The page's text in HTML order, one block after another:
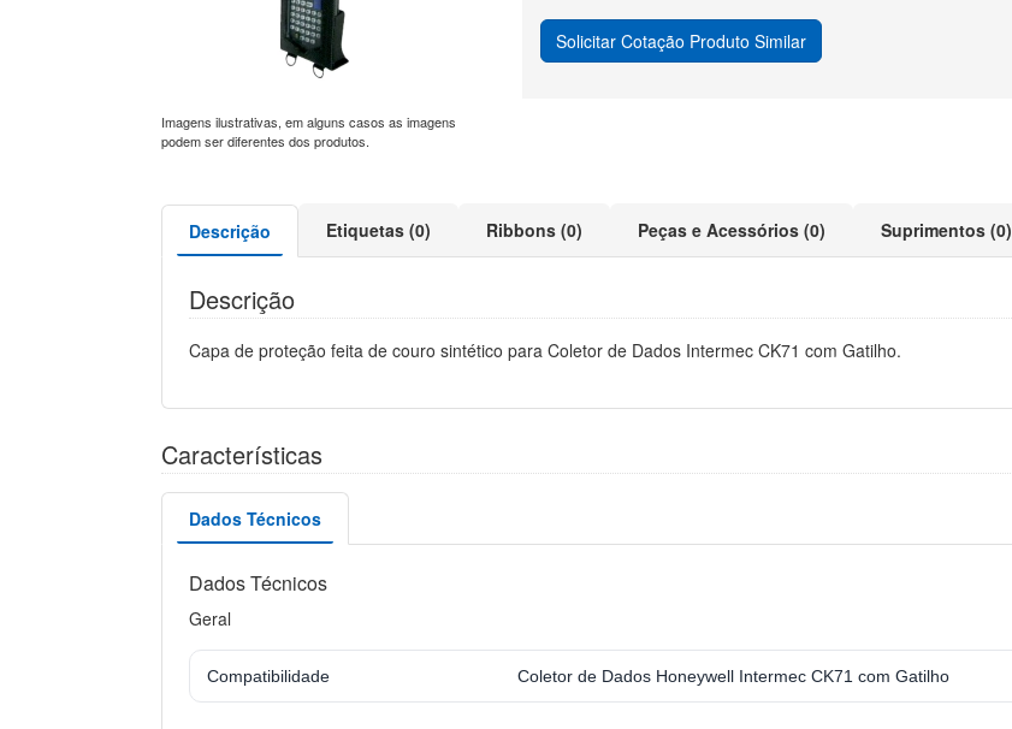
Imagens ilustrativas, em alguns casos as imagens
podem ser diferentes dos produtos.
Solicitar Cotação Produto Similar
Descrição Etiquetas (0) Ribbons (0) Peças e Acessórios (0) Suprimentos (0)
Descrição
Capa de proteção feita de couro sintético para Coletor de Dados Intermec CK71 com Gatilho.
Características
Dados Técnicos
Dados Técnicos
Geral
Compatibilidade Coletor de Dados Honeywell Intermec CK71 com Gatilho